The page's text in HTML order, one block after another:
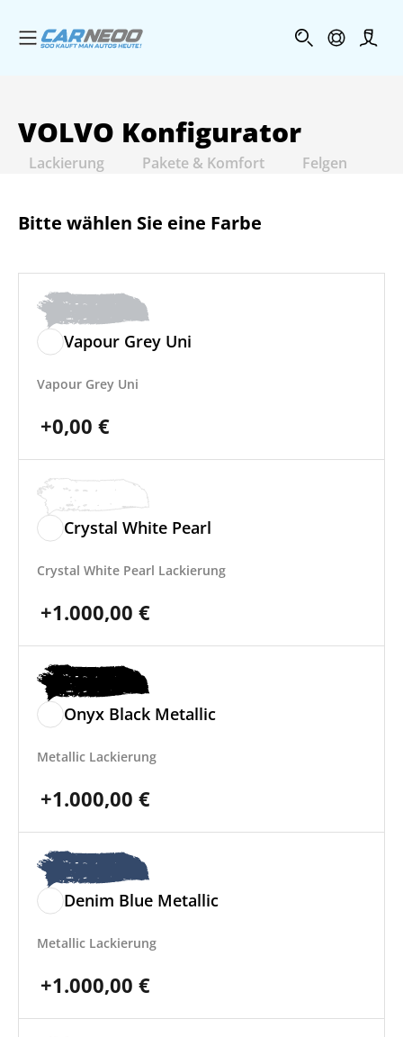
Menü öffnen
VOLVO Konfigurator
Lackierung Pakete & Komfort Felgen
Bitte wählen Sie eine Farbe
Vapour Grey Uni
Vapour Grey Uni
+0,00 €
Crystal White Pearl
Crystal White Pearl Lackierung
+1.000,00 €
Onyx Black Metallic
Metallic Lackierung
+1.000,00 €
Denim Blue Metallic
Metallic Lackierung
+1.000,00 €